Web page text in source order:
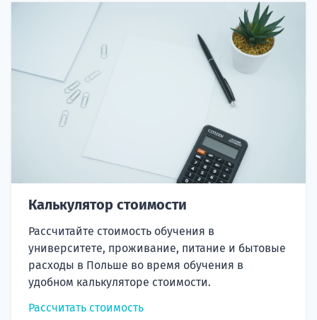
Калькулятор стоимости
Рассчитайте стоимость обучения в
университете, проживание, питание и бытовые
расходы в Польше во время обучения в
удобном калькуляторе стоимости.
Рассчитать стоимость